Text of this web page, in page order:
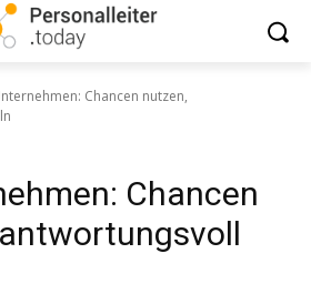
Chancen nutzen,
Chancen